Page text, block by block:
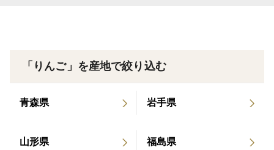
「りんご」を産地で絞り込む
青森県 岩手県
山形県 福島県